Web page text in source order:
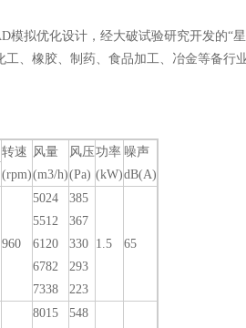
模拟优化设计，经大破试验研究开发的“
、橡胶、制药、食品加工、冶金等备行
转速
(rpm)
风量
(m3/h)
风压
(Pa)
功率
(kW)
噪声
dB(A)
960
5024
5512
6120
6782
7338
385
367
330
293
223
1.5 65
8015
548